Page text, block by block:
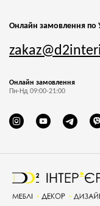
Онлайн замовлення по
Онлайн замовлення
Пн-Нд 09:00-21:00